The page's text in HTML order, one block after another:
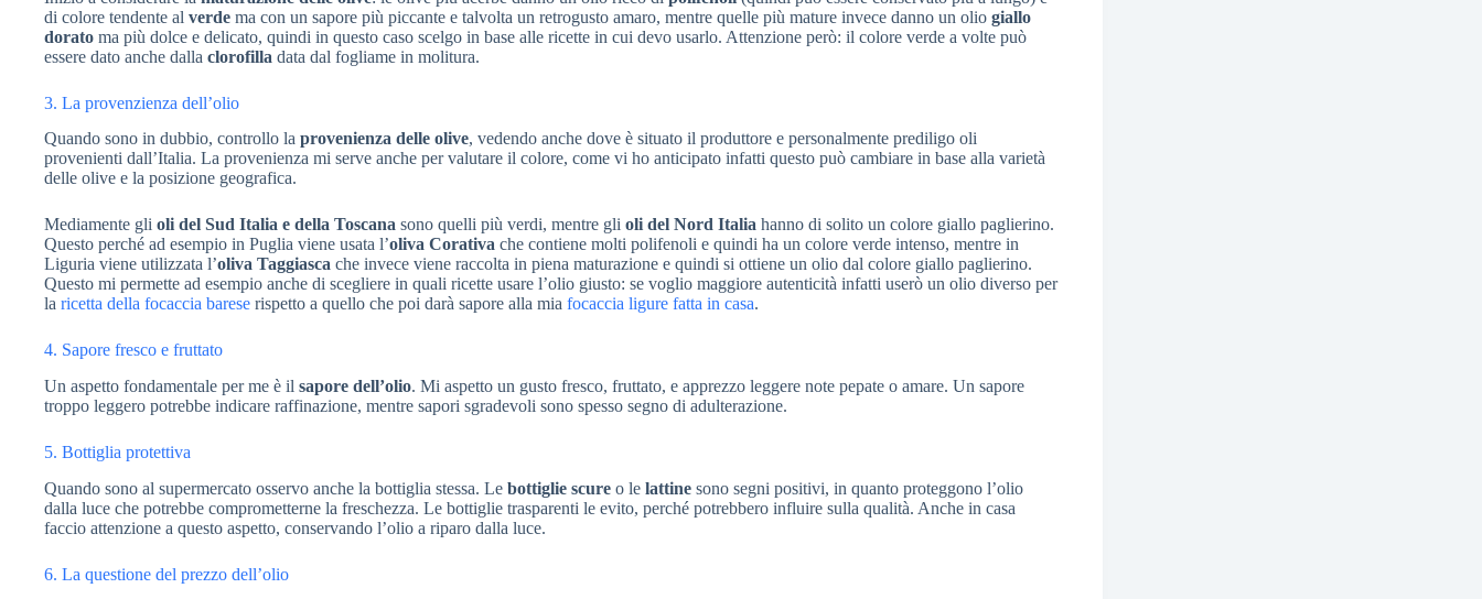
di colore tendente al verde ma con un sapore più piccante e talvolta un retrogusto amaro, mentre quelle più mature invece danno un olio giallo
dorato ma più dolce e delicato, quindi in questo caso scelgo in base alle ricette in cui devo usarlo. Attenzione però: il colore verde a volte può
essere dato anche dalla clorofilla data dal fogliame in molitura.
3. La provenzienza dell’olio
Quando sono in dubbio, controllo la provenienza delle olive, vedendo anche dove è situato il produttore e personalmente prediligo oli
provenienti dall’Italia. La provenienza mi serve anche per valutare il colore, come vi ho anticipato infatti questo può cambiare in base alla varietà
delle olive e la posizione geografica.
Mediamente gli oli del Sud Italia e della Toscana sono quelli più verdi, mentre gli oli del Nord Italia hanno di solito un colore giallo paglierino.
Questo perché ad esempio in Puglia viene usata l’oliva Corativa che contiene molti polifenoli e quindi ha un colore verde intenso, mentre in
Liguria viene utilizzata l’oliva Taggiasca che invece viene raccolta in piena maturazione e quindi si ottiene un olio dal colore giallo paglierino.
Questo mi permette ad esempio anche di scegliere in quali ricette usare l’olio giusto: se voglio maggiore autenticità infatti userò un olio diverso per
la ricetta della focaccia barese rispetto a quello che poi darà sapore alla mia focaccia ligure fatta in casa.
4. Sapore fresco e fruttato
Un aspetto fondamentale per me è il sapore dell’olio. Mi aspetto un gusto fresco, fruttato, e apprezzo leggere note pepate o amare. Un sapore
troppo leggero potrebbe indicare raffinazione, mentre sapori sgradevoli sono spesso segno di adulterazione.
5. Bottiglia protettiva
Quando sono al supermercato osservo anche la bottiglia stessa. Le bottiglie scure o le lattine sono segni positivi, in quanto proteggono l’olio
dalla luce che potrebbe comprometterne la freschezza. Le bottiglie trasparenti le evito, perché potrebbero influire sulla qualità. Anche in casa
faccio attenzione a questo aspetto, conservando l’olio a riparo dalla luce.
6. La questione del prezzo dell’olio